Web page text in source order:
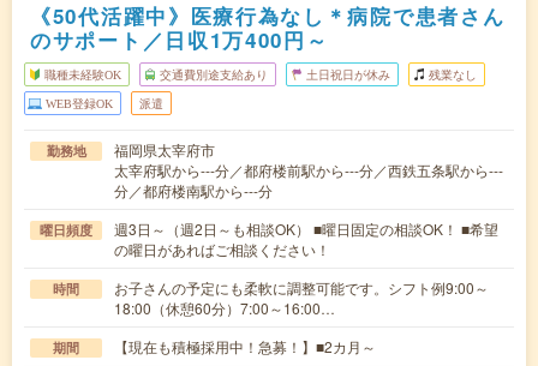
《50代活躍中》医療行為なし＊病院で患者さん
のサポート／日収1万400円～
職種未経験OK 交通費別途支給あり 土日祝日が休み 残業なし
WEB登録OK 派遣
勤務地
福岡県太宰府市
太宰府駅から---分／都府楼前駅から---分／西鉄五条駅から---
分／都府楼南駅から---分
曜日頻度
週3日～（週2日～も相談OK） ■曜日固定の相談OK！ ■希望
の曜日があればご相談ください！
時間
お子さんの予定にも柔軟に調整可能です。シフト例9:00～
18:00（休憩60分）7:00～16:00…
期間 【現在も積極採用中！急募！】■2カ月～